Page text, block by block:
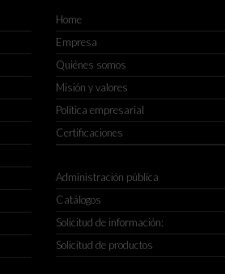
Home
Empresa
Quiénes somos
Misión y valores
Política empresarial
Certificaciones
Administración pública
Catálogos
Solicitud de información:
Solicitud de productos